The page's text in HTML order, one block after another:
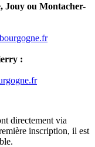
Jouy ou Montacher-
:
directement via
inscription, il est